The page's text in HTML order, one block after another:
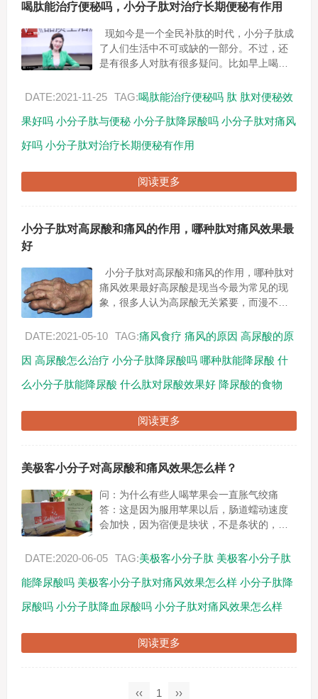
喝肽能治疗便秘吗，小分子肽对治疗长期便秘有作用
现如今是一个全民补肽的时代，小分子肽成
了人们生活中不可或缺的一部分。不过，还
是有很多人对肽有很多疑问。比如早上喝肽
养食品”的美称。近年...
DATE:2021-11-25 TAG:喝肽能治疗便秘吗 肽 肽对便秘效
果好吗 小分子肽与便秘 小分子肽降尿酸吗 小分子肽对痛风
好吗 小分子肽对治疗长期便秘有作用
阅读更多
小分子肽对高尿酸和痛风的作用，哪种肽对痛风效果最
好
小分子肽对高尿酸和痛风的作用，哪种肽对
痛风效果最好高尿酸是现当今最为常见的现
象，很多人认为高尿酸无关紧要，而漫不经
志，高尿酸却与“痛风”有着直接的联系...
DATE:2021-05-10 TAG:痛风食疗 痛风的原因 高尿酸的原
因 高尿酸怎么治疗 小分子肽降尿酸吗 哪种肽能降尿酸 什
么小分子肽能降尿酸 什么肽对尿酸效果好 降尿酸的食物
阅读更多
美极客小分子对高尿酸和痛风效果怎么样？
问：为什么有些人喝苹果会一直胀气绞痛
答：这是因为服用苹果以后，肠道蠕动速度
会加快，因为宿便是块状，不是条状的，苹
在排出过程中，次数增加，量也会跟着增
DATE:2020-06-05 TAG:美极客小分子肽 美极客小分子肽
能降尿酸吗 美极客小分子肽对痛风效果怎么样 小分子肽降
尿酸吗 小分子肽降血尿酸吗 小分子肽对痛风效果怎么样
阅读更多
‹‹ 1 ››